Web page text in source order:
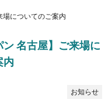
場についてのご案内
ン 名古屋】ご来場に
内
お知らせ